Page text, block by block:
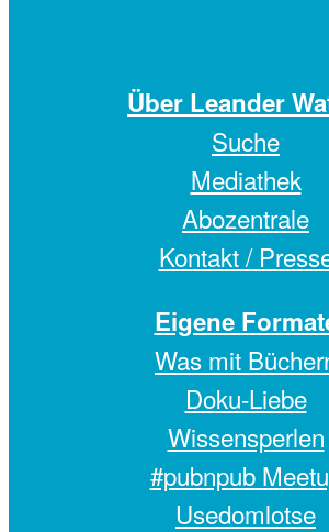
Über Leander
Suche
Mediathek
Abozentrale
Kontakt /
Eigene
Was mit
Doku-Liebe
Wissensperlen
#pubnpub
Usedomlotse